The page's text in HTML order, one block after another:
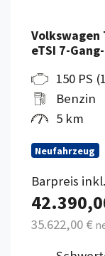
Volkswagen
eTSI 7-
150 PS
Benzin
5 km
Neufahrzeug
Barpreis
35.622,00 €